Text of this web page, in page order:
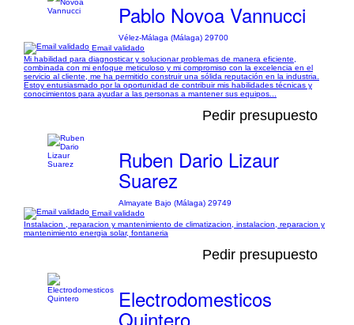
Pablo Novoa Vannucci
Vélez-Málaga (Málaga) 29700
Email validado
Mi habilidad para diagnosticar y solucionar problemas de manera eficiente,
combinada con mi enfoque meticuloso y mi compromiso con la excelencia en el
servicio al cliente, me ha permitido construir una sólida reputación en la industria.
Estoy entusiasmado por la oportunidad de contribuir mis habilidades técnicas y
conocimientos para ayudar a las personas a mantener sus equipos...
Pedir presupuesto
Ruben Dario Lizaur
Suarez
Almayate Bajo (Málaga) 29749
Email validado
Instalacion , reparacion y mantenimiento de climatizacion, instalacion, reparacion y
mantenimiento energia solar, fontaneria
Pedir presupuesto
Electrodomesticos
Quintero